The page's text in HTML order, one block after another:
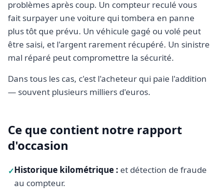
problèmes après coup. Un compteur reculé vous
fait surpayer une voiture qui tombera en panne
plus tôt que prévu. Un véhicule gagé ou volé peut
être saisi, et l'argent rarement récupéré. Un sinistre
mal réparé peut compromettre la sécurité.
Dans tous les cas, c'est l'acheteur qui paie l'addition
— souvent plusieurs milliers d'euros.
Ce que contient notre rapport
d'occasion
✓Historique kilométrique : et détection de fraude
au compteur.